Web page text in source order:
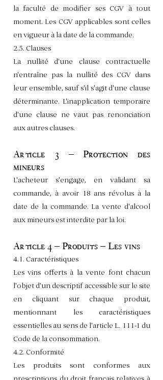
la faculté de modifier ses CGV à tout
moment. Les CGV applicables sont celles
en vigueur à la date de la commande.
2.5. Clauses
La nullité d'une clause contractuelle
n'entraîne pas la nullité des CGV dans
leur ensemble, sauf s'il s'agit d'une clause
déterminante. L'inapplication temporaire
d'une clause ne vaut pas renonciation
aux autres clauses.
Article 3 – Protection des
mineurs
L'acheteur s'engage, en validant sa
commande, à avoir 18 ans révolus à la
date de la commande. La vente d'alcool
aux mineurs est interdite par la loi.
Article 4 – Produits – Les vins
4.1. Caractéristiques
Les vins offerts à la vente font chacun
l'objet d'un descriptif accessible sur le site
en cliquant sur chaque produit,
mentionnant les caractéristiques
essentielles au sens de l'article L. 111-1 du
Code de la consommation.
4.2. Conformité
Les produits sont conformes aux